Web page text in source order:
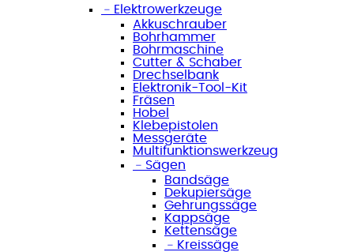
﹣ Elektrowerkzeuge
Akkuschrauber
Bohrhammer
Bohrmaschine
Cutter & Schaber
Drechselbank
Elektronik-Tool-Kit
Fräsen
Hobel
Klebepistolen
Messgeräte
Multifunktionswerkzeug
﹣ Sägen
Bandsäge
Dekupiersäge
Gehrungssäge
Kappsäge
Kettensäge
﹣ Kreissäge